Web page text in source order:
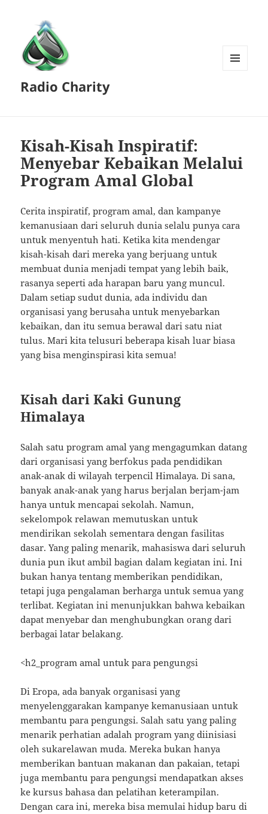
Radio Charity
Kisah-Kisah Inspiratif:
Menyebar Kebaikan Melalui
Program Amal Global
Cerita inspiratif, program amal, dan kampanye
kemanusiaan dari seluruh dunia selalu punya cara
untuk menyentuh hati. Ketika kita mendengar
kisah-kisah dari mereka yang berjuang untuk
membuat dunia menjadi tempat yang lebih baik,
rasanya seperti ada harapan baru yang muncul.
Dalam setiap sudut dunia, ada individu dan
organisasi yang berusaha untuk menyebarkan
kebaikan, dan itu semua berawal dari satu niat
tulus. Mari kita telusuri beberapa kisah luar biasa
yang bisa menginspirasi kita semua!
Kisah dari Kaki Gunung
Himalaya
Salah satu program amal yang mengagumkan datang
dari organisasi yang berfokus pada pendidikan
anak-anak di wilayah terpencil Himalaya. Di sana,
banyak anak-anak yang harus berjalan berjam-jam
hanya untuk mencapai sekolah. Namun,
sekelompok relawan memutuskan untuk
mendirikan sekolah sementara dengan fasilitas
dasar. Yang paling menarik, mahasiswa dari seluruh
dunia pun ikut ambil bagian dalam kegiatan ini. Ini
bukan hanya tentang memberikan pendidikan,
tetapi juga pengalaman berharga untuk semua yang
terlibat. Kegiatan ini menunjukkan bahwa kebaikan
dapat menyebar dan menghubungkan orang dari
berbagai latar belakang.
<h2_program amal untuk para pengungsi
Di Eropa, ada banyak organisasi yang
menyelenggarakan kampanye kemanusiaan untuk
membantu para pengungsi. Salah satu yang paling
menarik perhatian adalah program yang diinisiasi
oleh sukarelawan muda. Mereka bukan hanya
memberikan bantuan makanan dan pakaian, tetapi
juga membantu para pengungsi mendapatkan akses
ke kursus bahasa dan pelatihan keterampilan.
Dengan cara ini, mereka bisa memulai hidup baru di